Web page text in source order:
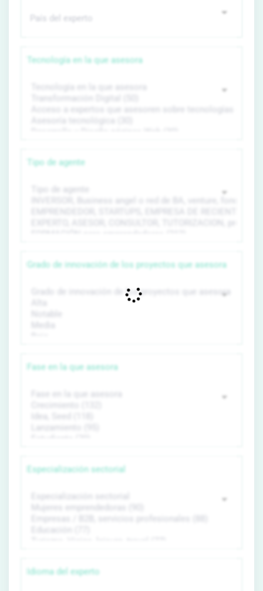
Tecnología en la que asesora
Tipo de agente
Grado de innovación de los proyectos que asesora
Fase en la que asesora
Especialización sectorial
Idioma del experto